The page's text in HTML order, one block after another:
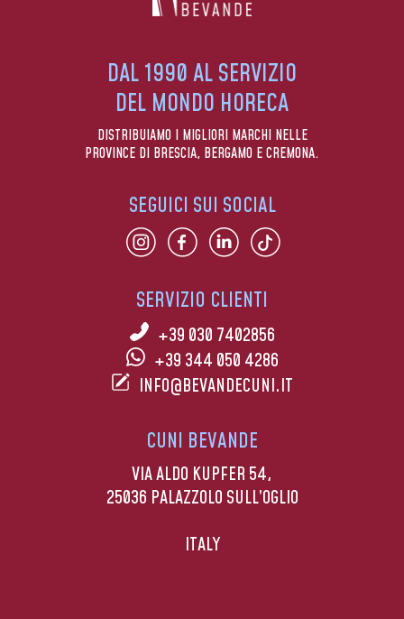
DAL 1990 AL SERVIZIO
DEL MONDO HORECA
DISTRIBUIAMO I MIGLIORI MARCHI NELLE
PROVINCE DI BRESCIA, BERGAMO E CREMONA.
SERVIZIO CLIENTI
+39 030 7402856
+39 344 050 4286
INFO@BEVANDECUNI.IT
CUNI BEVANDE
VIA ALDO KUPFER 54,
25036 PALAZZOLO SULL’OGLIO
ITALY
SEGUICI SUI SOCIAL